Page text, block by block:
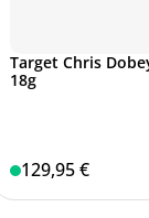
Target Chris
18g
129,95 €